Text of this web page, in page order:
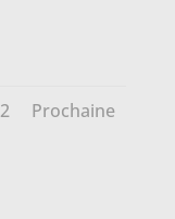
2 Prochaine